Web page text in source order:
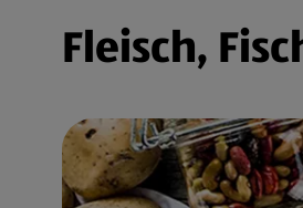
Fleisch,